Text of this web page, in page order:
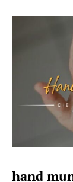
hand